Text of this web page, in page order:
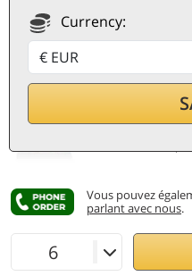
Currency:
Vous pouvez
parlant avec nous.